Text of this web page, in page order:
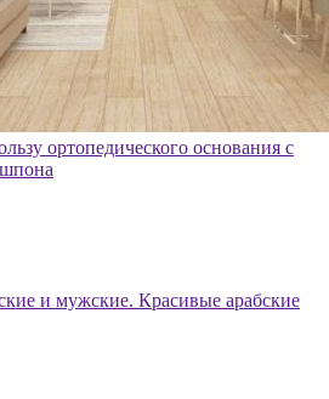
ортопедического основания с
и мужские. Красивые арабские